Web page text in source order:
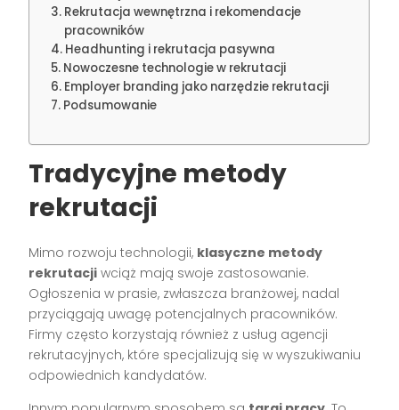
Rekrutacja wewnętrzna i rekomendacje
pracowników
Headhunting i rekrutacja pasywna
Nowoczesne technologie w rekrutacji
Employer branding jako narzędzie rekrutacji
Podsumowanie
Tradycyjne metody
rekrutacji
Mimo rozwoju technologii, klasyczne metody
rekrutacji wciąż mają swoje zastosowanie.
Ogłoszenia w prasie, zwłaszcza branżowej, nadal
przyciągają uwagę potencjalnych pracowników.
Firmy często korzystają również z usług agencji
rekrutacyjnych, które specjalizują się w wyszukiwaniu
odpowiednich kandydatów.